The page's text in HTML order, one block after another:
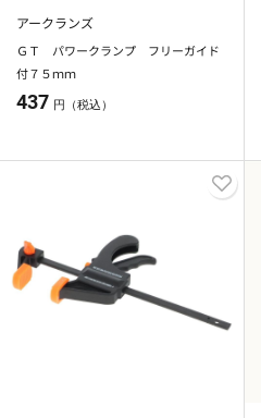
アークランズ
ＧＴ パワークランプ フリーガイド
付７５ｍｍ
437 円（税込）